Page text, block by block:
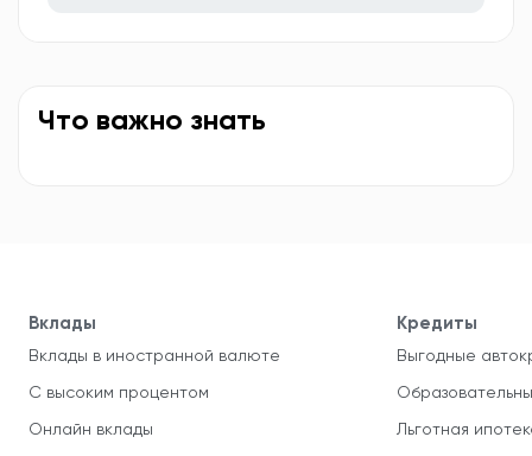
Что важно знать
Вклады
Вклады в иностранной валюте
С высоким процентом
Онлайн вклады
Кредиты
Выгодные
Льготная